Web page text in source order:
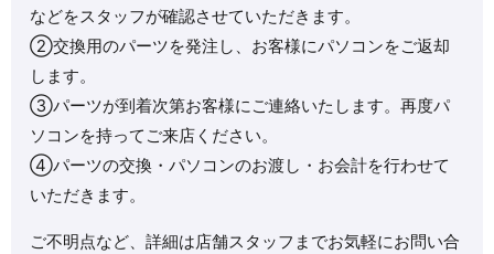
などをスタッフが確認させていただきます。
②交換用のパーツを発注し、お客様にパソコンをご返却
します。
③パーツが到着次第お客様にご連絡いたします。再度パ
ソコンを持ってご来店ください。
④パーツの交換・パソコンのお渡し・お会計を行わせて
いただきます。
ご不明点など、詳細は店舗スタッフまでお気軽にお問い合